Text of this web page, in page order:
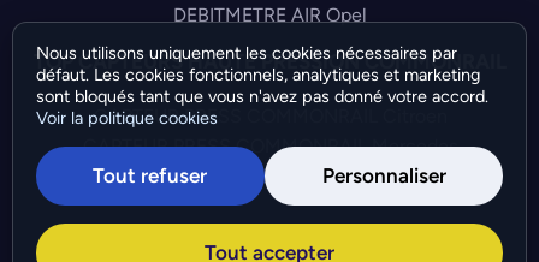
DEBITMETRE AIR Opel
TOP CAPTEURS HAUTE PRESSION COMMONRAIL
CAPTEUR PRESS COMMONRAIL Citroen
CAPTEUR PRESS COMMONRAIL Mercedes
CAPTEUR PRESS COMMONRAIL Fiat
©Bresch SAS - Copyright 2026 - Tous droits réservés -
Nous utilisons uniquement les cookies nécessaires par
défaut. Les cookies fonctionnels, analytiques et marketing
sont bloqués tant que vous n'avez pas donné votre accord.
Voir la politique cookies
Tout refuser Personnaliser
Tout accepter